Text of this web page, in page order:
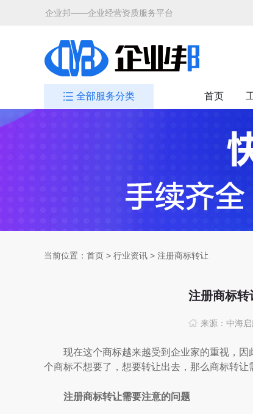
企业邦——企业经营资质服务平台
全部服务分类 首页
当前位置： 首页 > 行业资讯 > 注册商标转让
注册商标
来源：中海启
现在这个商标越来越受到企业家的重视，因
个商标不想要了，想要转让出去，那么商标转让
注册商标转让需要注意的问题